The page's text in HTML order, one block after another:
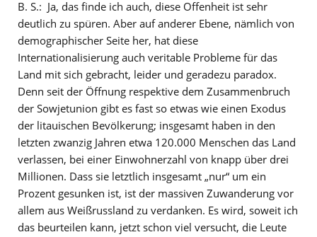
B. S.: Ja, das finde ich auch, diese Offenheit ist sehr
deutlich zu spüren. Aber auf anderer Ebene, nämlich von
demographischer Seite her, hat diese
Internationalisierung auch veritable Probleme für das
Land mit sich gebracht, leider und geradezu paradox.
Denn seit der Öffnung respektive dem Zusammenbruch
der Sowjetunion gibt es fast so etwas wie einen Exodus
der litauischen Bevölkerung; insgesamt haben in den
letzten zwanzig Jahren etwa 120.000 Menschen das Land
verlassen, bei einer Einwohnerzahl von knapp über drei
Millionen. Dass sie letztlich insgesamt „nur“ um ein
Prozent gesunken ist, ist der massiven Zuwanderung vor
allem aus Weißrussland zu verdanken. Es wird, soweit ich
das beurteilen kann, jetzt schon viel versucht, die Leute